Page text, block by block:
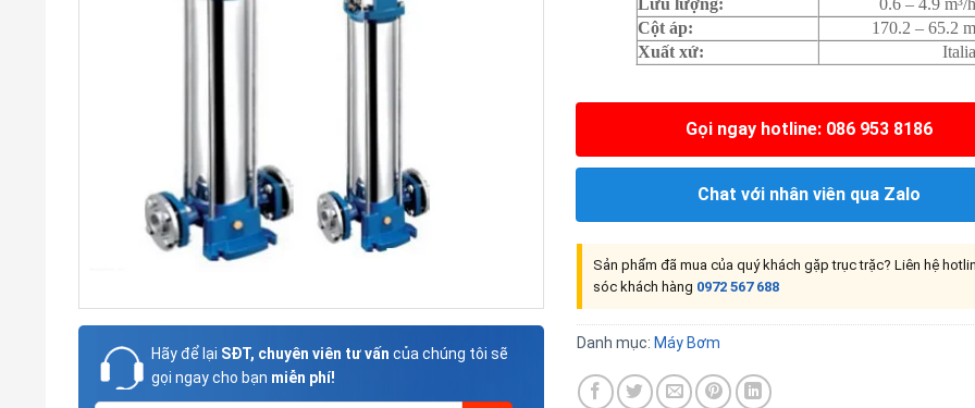
Hãy để lại SĐT, chuyên viên tư vấn của chúng tôi sẽ
gọi ngay cho bạn miễn phí!
Lưu lượng:
0.6 – 4.9 m³/
Cột áp:
170.2 – 65.2
Xuất xứ:
Gọi ngay hotline: 086 953 8186
Chat với nhân viên qua Zalo
Sản phẩm đã mua của quý khách gặp trục trặc? Liên hệ
sóc khách hàng 0972 567 688
Danh mục: Máy Bơm